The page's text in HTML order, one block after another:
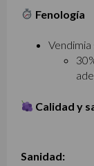
Fenología
Vendimia
Calidad y
Sanidad: